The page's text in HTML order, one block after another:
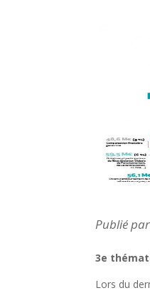
Publié
3e
Lors du